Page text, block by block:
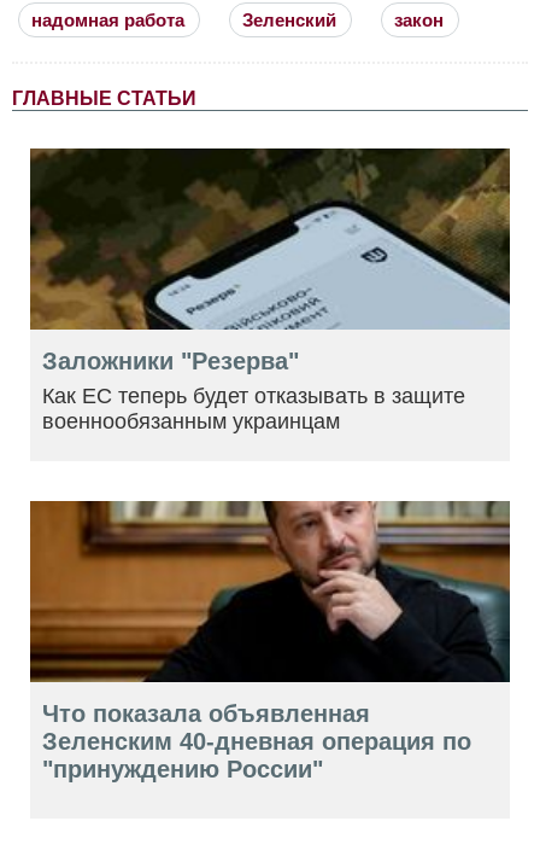
надомная работа Зеленский закон
ГЛАВНЫЕ СТАТЬИ
Заложники "Резерва"
Как ЕС теперь будет отказывать в защите
военнообязанным украинцам
Что показала объявленная
Зеленским 40-дневная операция по
"принуждению России"